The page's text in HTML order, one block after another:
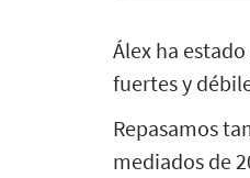
Álex ha
fuertes y
Repasamos
mediados de